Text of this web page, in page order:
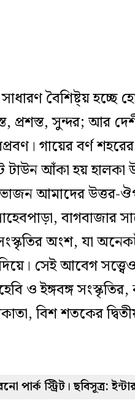
বৈশিষ্ট্য় হচ্ছে
সুন্দর; আর
গায়ের বর্ণ
টাউন আঁকা হয়
আমাদের উত্তর-
বাগবাজার
অংশ, যা
। সেই আবেগ সত্ত্বেও
ও ইঙ্গবঙ্গ সংস্কৃতির,
বিশ শতকের
পার্ক স্ট্রিট। ছবিসূত্র: